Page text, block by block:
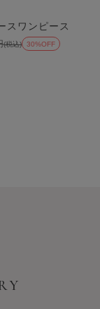
スワンピース
(税込) 30%OFF